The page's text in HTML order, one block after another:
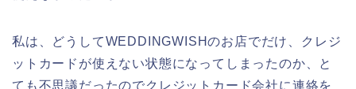
私は、どうしてWEDDINGWISHのお店でだけ、クレジ
ットカードが使えない状態になってしまったのか、と
ても不思議だったのでクレジットカード会社に連絡を